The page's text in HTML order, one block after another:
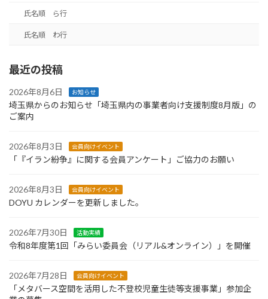
氏名順 ら行
氏名順 わ行
最近の投稿
2026年8月6日 お知らせ
埼玉県からのお知らせ「埼玉県内の事業者向け支援制度8月版」の
ご案内
2026年8月3日 会員向けイベント
「『イラン紛争』に関する会員アンケート」ご協力のお願い
2026年8月3日 会員向けイベント
DOYU カレンダーを更新しました。
2026年7月30日 活動実績
令和8年度第1回「みらい委員会（リアル&オンライン）」を開催
2026年7月28日 会員向けイベント
「メタバース空間を活用した不登校児童生徒等支援事業」参加企